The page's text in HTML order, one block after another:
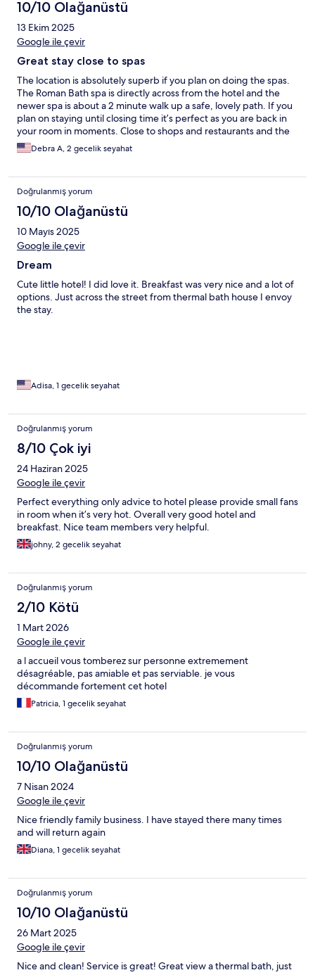
10/10 Olağanüstü
13 Ekim 2025
Google ile çevir
Great stay close to spas
The location is absolutely superb if you plan on doing the spas.
The Roman Bath spa is directly across from the hotel and the
newer spa is about a 2 minute walk up a safe, lovely path. If you
plan on staying until closing time it’s perfect as you are back in
your room in moments. Close to shops and restaurants and the
room was very clearly and the bed was comfortable. Great stay.
Debra A, 2 gecelik seyahat
Doğrulanmış yorum
10/10 Olağanüstü
10 Mayıs 2025
Google ile çevir
Dream
Cute little hotel! I did love it. Breakfast was very nice and a lot of
options. Just across the street from thermal bath house I envoy
the stay.
Adisa, 1 gecelik seyahat
Doğrulanmış yorum
8/10 Çok iyi
24 Haziran 2025
Google ile çevir
Perfect everything only advice to hotel please provide small fans
in room when it’s very hot. Overall very good hotel and
breakfast. Nice team members very helpful.
johny, 2 gecelik seyahat
Doğrulanmış yorum
2/10 Kötü
1 Mart 2026
Google ile çevir
a l accueil vous tomberez sur personne extremement
désagréable, pas amiable et pas serviable. je vous
décommande fortement cet hotel
Patricia, 1 gecelik seyahat
Doğrulanmış yorum
10/10 Olağanüstü
7 Nisan 2024
Google ile çevir
Nice friendly family business. I have stayed there many times
and will return again
Diana, 1 gecelik seyahat
Doğrulanmış yorum
10/10 Olağanüstü
26 Mart 2025
Google ile çevir
Nice and clean! Service is great! Great view a thermal bath, just